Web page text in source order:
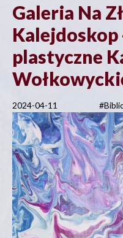
Galeria Na
Kalejdoskop
plastyczne
2024-04-11